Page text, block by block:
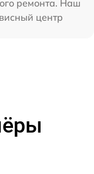
ремонта. Наш
центр